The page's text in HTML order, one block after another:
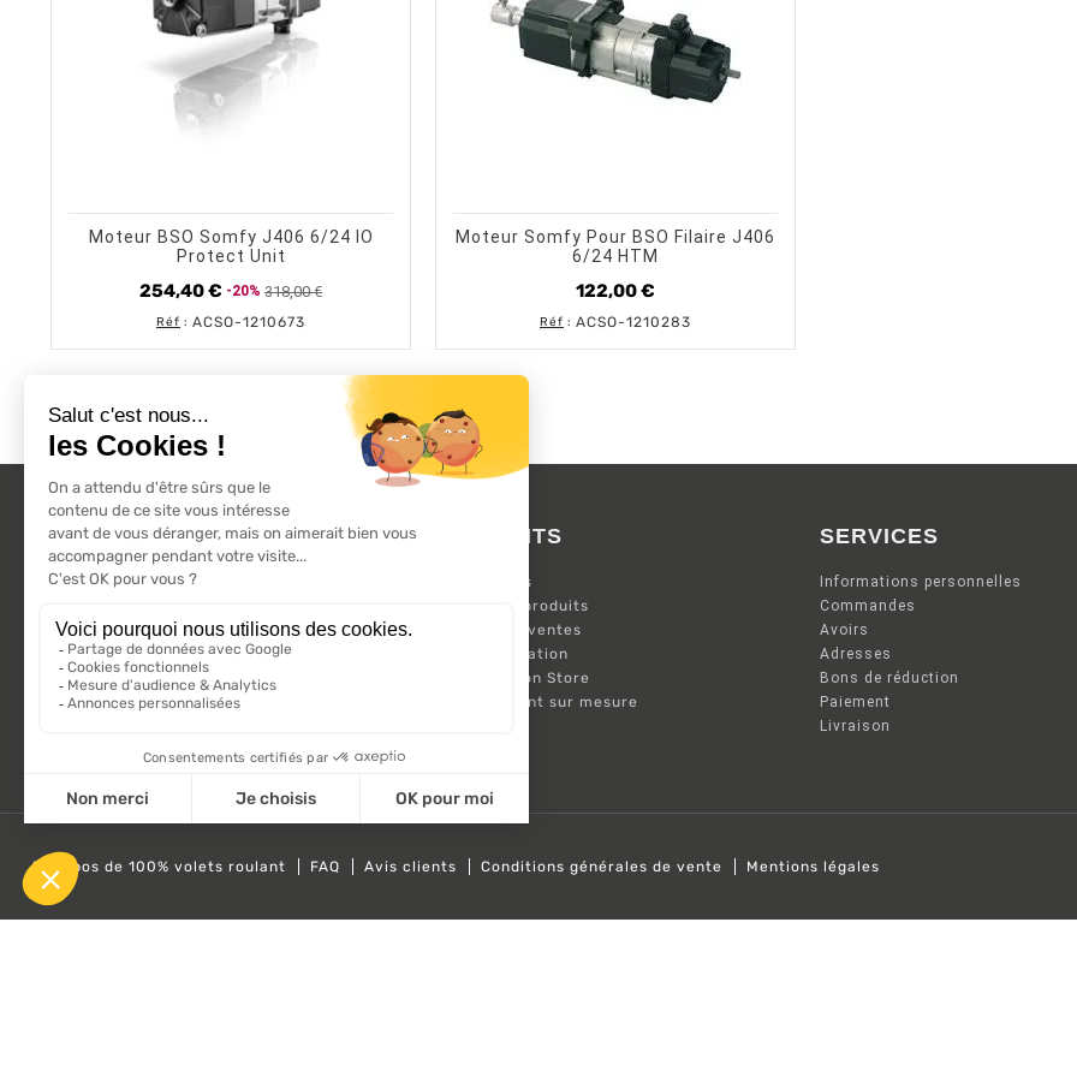
Moteur BSO Somfy J406 6/24 IO
Protect Unit
254,40 € Prix
de
-20% 318,00 €
Prix
Réf : ACSO-1210673
Moteur Somfy Pour BSO Filaire J406
6/24 HTM
122,00 €
Prix
Réf : ACSO-1210283
L'ACTU 100%
VOLET ROULANT
Suivez-nous sur les réseaux sociaux.
PRODUITS
Promotions
Nouveaux produits
Meilleures ventes
Kit Motorisation
Motorisation Store
Volet roulant sur mesure
SERVICES
Informations personnelles
Commandes
Avoirs
Adresses
Bons de réduction
Paiement
Livraison
A propos de 100% volets roulant FAQ Avis clients Conditions générales de vente Mentions légales